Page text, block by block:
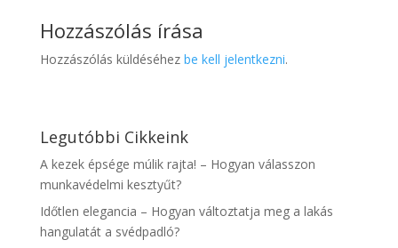
Hozzászólás írása
Hozzászólás küldéséhez be kell jelentkezni.
Legutóbbi Cikkeink
A kezek épsége múlik rajta! – Hogyan válasszon
munkavédelmi kesztyűt?
Időtlen elegancia – Hogyan változtatja meg a lakás
hangulatát a svédpadló?